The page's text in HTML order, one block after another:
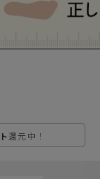
還元中！